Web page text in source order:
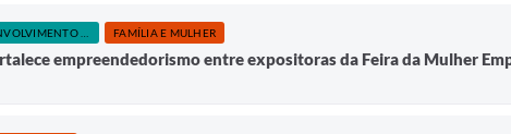
FAMÍLIA E MULHER
empreendedorismo entre expositoras da Feira da Mulher